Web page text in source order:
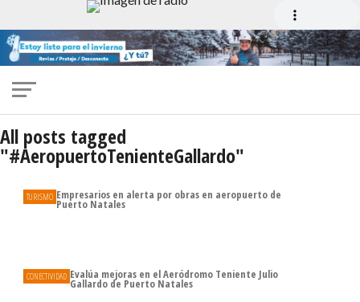
All posts tagged
"#AeropuertoTenienteGallardo"
TURISMO Empresarios en alerta por obras en aeropuerto de
Puerto Natales
CONECTIVIDAD Evalúa mejoras en el Aeródromo Teniente Julio
Gallardo de Puerto Natales